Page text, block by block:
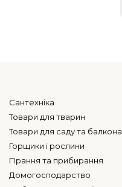
Сантехніка
Товари для тварин
Товари для саду та балкона
Горщики і рослини
Прання та прибирання
Домогосподарство